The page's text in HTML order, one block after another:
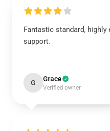
Fantastic standard,
support.
G Grace
Verified owner